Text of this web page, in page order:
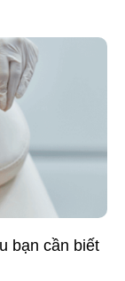
bạn cần biết